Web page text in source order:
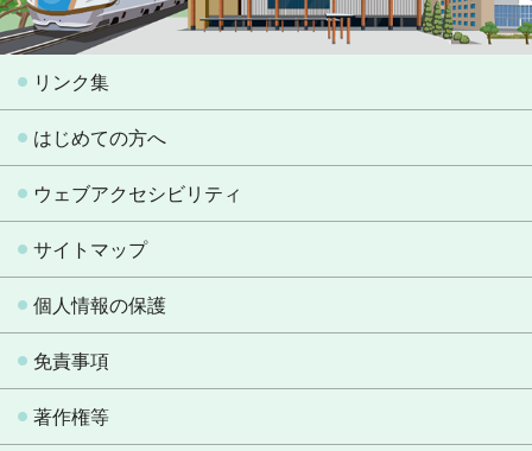
リンク集
はじめての方へ
ウェブアクセシビリティ
サイトマップ
個人情報の保護
免責事項
著作権等